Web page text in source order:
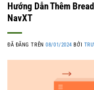
Hướng Dẫn Thêm
NavXT
ĐÃ ĐĂNG TRÊN08/01/2024 BỞI